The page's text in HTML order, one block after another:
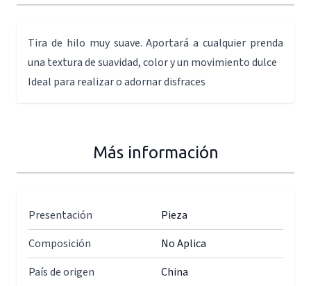
Tira de hilo muy suave. Aportará a cualquier prenda
una textura de suavidad, color y un movimiento dulce
Ideal para realizar o adornar disfraces
Más información
Presentación
Pieza
Composición
No Aplica
País de origen
China